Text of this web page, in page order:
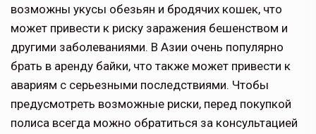
возможны укусы обезьян и бродячих кошек, что
может привести к риску заражения бешенством и
другими заболеваниями. В Азии очень популярно
брать в аренду байки, что также может привести к
авариям с серьезными последствиями. Чтобы
предусмотреть возможные риски, перед покупкой
полиса всегда можно обратиться за консультацией